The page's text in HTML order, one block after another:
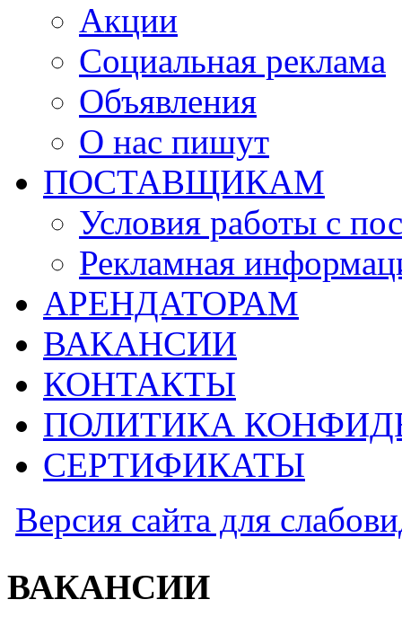
Акции
Социальная реклама
Объявления
О нас пишут
ПОСТАВЩИКАМ
Условия работы с
Рекламная
АРЕНДАТОРАМ
ВАКАНСИИ
КОНТАКТЫ
ПОЛИТИКА
СЕРТИФИКАТЫ
Версия сайта для
ВАКАНСИИ